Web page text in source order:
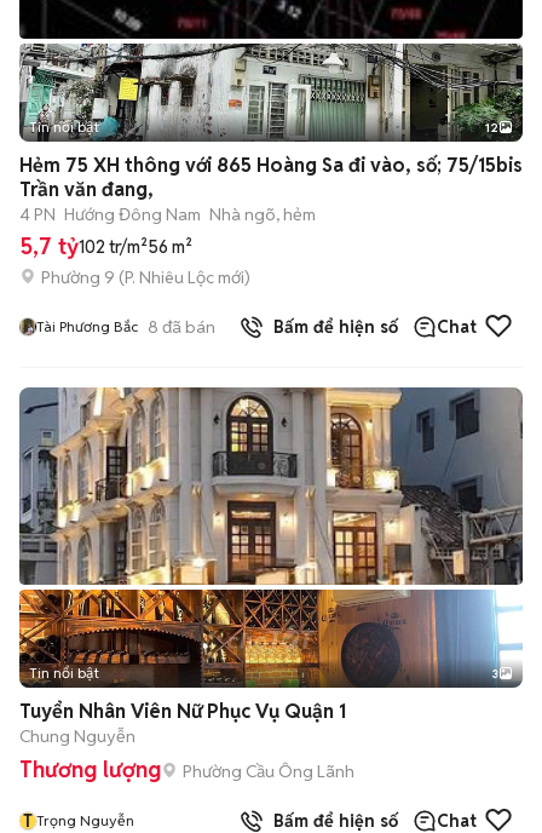
+2
Tin nổi bật 12
Hẻm 75 XH thông với 865 Hoàng Sa đi vào, số; 75/15bis
Trần văn đang,
4 PN Hướng Đông Nam Nhà ngõ, hẻm
5,7 tỷ102 tr/m²56 m²
Phường 9 (P. Nhiêu Lộc mới)
Tài Phương Bắc 8 đã bán Bấm để hiện số Chat
Tin nổi bật 3
Tuyển Nhân Viên Nữ Phục Vụ Quận 1
Chung Nguyễn
Thương lượng Phường Cầu Ông Lãnh
T Trọng Nguyễn Bấm để hiện số Chat